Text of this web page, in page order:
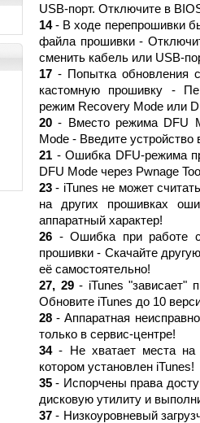
USB-порт. Отключите в
14- В ходе перепрошивки
файла прошивки -
сменить кабель или USB-
17 - Попытка обновления
кастомную прошивку -
режим Recovery Mode или
20 - Вместо режима DFU
Mode - Введите устройство
21 - Ошибка DFU-режима
DFU Mode через Pwnage
23 - iTunes не может
на других прошивках
аппаратный характер!
26 - Ошибка при работе с
прошивки - Скачайте
её самостоятельно!
27, 29- iTunes "зависает"
Обновите iTunes до 10
28 - Аппаратная
только в сервис-центре!
34- Не хватает места на
котором установлен iTunes!
35 - Испорчены права
дисковую утилиту и
37 - Низкоуровневый